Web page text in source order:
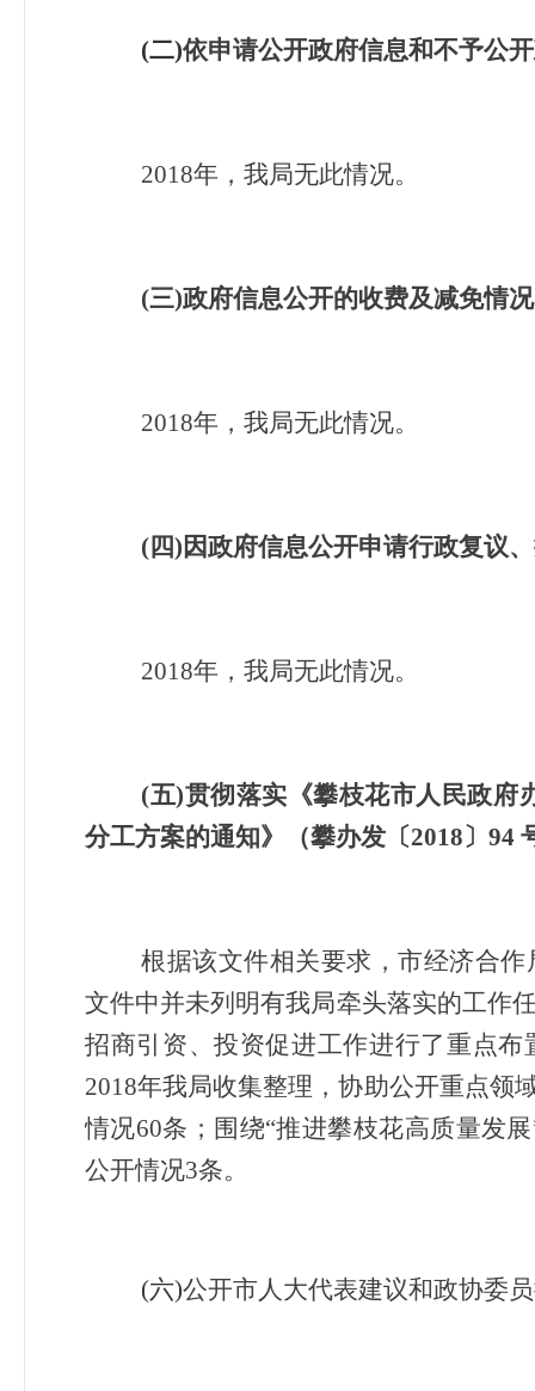
(二)依申请公开政府信息和不予公
2018年，我局无此情况。
(三)政府信息公开的收费及减免情况
2018年，我局无此情况。
( 四)因政府信息公开申请行政复议
2018年，我局无此情况。
(五)贯彻落实《攀枝花市人民政府
分工方案的通知》（攀办发〔2018〕94
根据该文件相关要求，市经济合
文件中并未列明有我局牵头落实的工作
招商引资、投资促进工作进行了重点
2018年我局收集整理，协助公开重点领
情况60条；围绕“推进攀枝花高质量发
公开情况3条。
(六)公开市人大代表建议和政协委